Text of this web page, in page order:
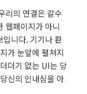
리의 연결은 갈수
웹페이지가 아니
니다. 기기나 환
가 눈앞에 펼쳐지
더기 없는 UI는 당
신의 인내심을 아